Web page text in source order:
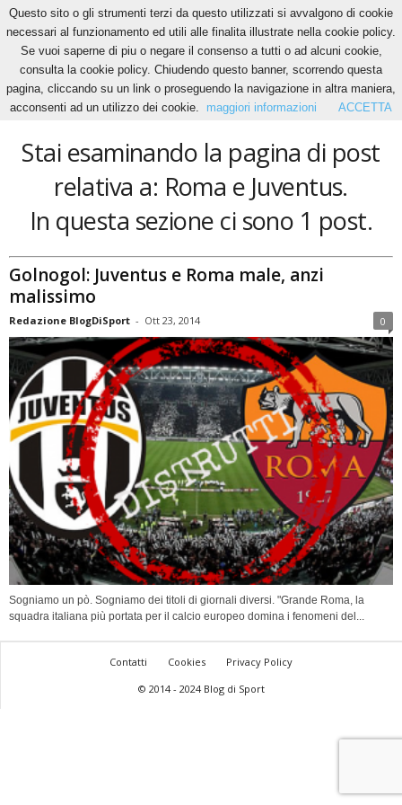
Home Tags Roma e Juventus
Roma e Juventus
Stai esaminando la pagina di post
relativa a: Roma e Juventus.
In questa sezione ci sono 1 post.
Golnogol: Juventus e Roma male, anzi
malissimo
Redazione BlogDiSport - Ott 23, 2014 0
Sogniamo un pò. Sogniamo dei titoli di giornali diversi. "Grande Roma, la
squadra italiana più portata per il calcio europeo domina i fenomeni del...
Contatti Cookies
Privacy Policy
© 2014 - 2024 Blog di Sport
Questo sito o gli strumenti terzi da questo utilizzati si avvalgono di cookie
necessari al funzionamento ed utili alle finalita illustrate nella cookie policy.
Se vuoi saperne di piu o negare il consenso a tutti o ad alcuni cookie,
consulta la cookie policy. Chiudendo questo banner, scorrendo questa
pagina, cliccando su un link o proseguendo la navigazione in altra maniera,
acconsenti ad un utilizzo dei cookie.
maggiori informazioni ACCETTA